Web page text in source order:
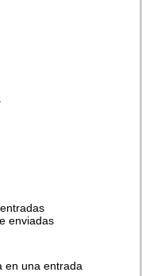
enviadas
en una entrada